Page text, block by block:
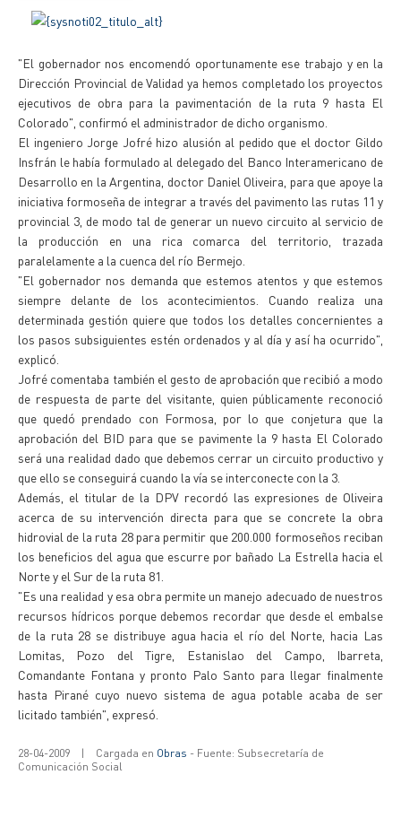
"El gobernador nos encomendó oportunamente ese trabajo y en la
Dirección Provincial de Validad ya hemos completado los proyectos
ejecutivos de obra para la pavimentación de la ruta 9 hasta El
Colorado", confirmó el administrador de dicho organismo.
El ingeniero Jorge Jofré hizo alusión al pedido que el doctor Gildo
Insfrán le había formulado al delegado del Banco Interamericano de
Desarrollo en la Argentina, doctor Daniel Oliveira, para que apoye la
iniciativa formoseña de integrar a través del pavimento las rutas 11 y
provincial 3, de modo tal de generar un nuevo circuito al servicio de
la producción en una rica comarca del territorio, trazada
paralelamente a la cuenca del río Bermejo.
"El gobernador nos demanda que estemos atentos y que estemos
siempre delante de los acontecimientos. Cuando realiza una
determinada gestión quiere que todos los detalles concernientes a
los pasos subsiguientes estén ordenados y al día y así ha ocurrido",
explicó.
Jofré comentaba también el gesto de aprobación que recibió a modo
de respuesta de parte del visitante, quien públicamente reconoció
que quedó prendado con Formosa, por lo que conjetura que la
aprobación del BID para que se pavimente la 9 hasta El Colorado
será una realidad dado que debemos cerrar un circuito productivo y
que ello se conseguirá cuando la vía se interconecte con la 3.
Además, el titular de la DPV recordó las expresiones de Oliveira
acerca de su intervención directa para que se concrete la obra
hidrovial de la ruta 28 para permitir que 200.000 formoseños reciban
los beneficios del agua que escurre por bañado La Estrella hacia el
Norte y el Sur de la ruta 81.
"Es una realidad y esa obra permite un manejo adecuado de nuestros
recursos hídricos porque debemos recordar que desde el embalse
de la ruta 28 se distribuye agua hacia el río del Norte, hacia Las
Lomitas, Pozo del Tigre, Estanislao del Campo, Ibarreta,
Comandante Fontana y pronto Palo Santo para llegar finalmente
hasta Pirané cuyo nuevo sistema de agua potable acaba de ser
licitado también", expresó.
28-04-2009 | Cargada en Obras - Fuente: Subsecretaría de
Comunicación Social